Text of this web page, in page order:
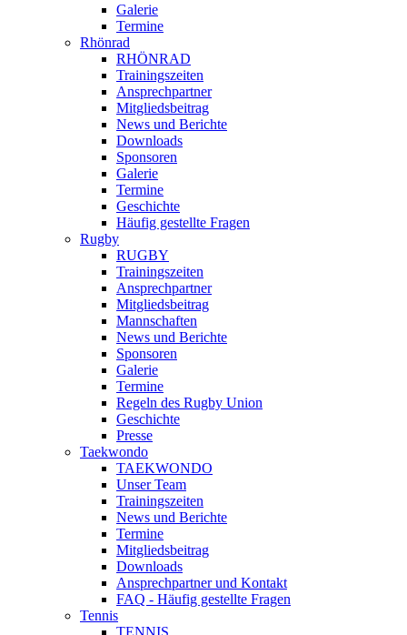
Galerie
Termine
Rhönrad
RHÖNRAD
Trainingszeiten
Ansprechpartner
Mitgliedsbeitrag
News und Berichte
Downloads
Sponsoren
Galerie
Termine
Geschichte
Häufig gestellte Fragen
Rugby
RUGBY
Trainingszeiten
Ansprechpartner
Mitgliedsbeitrag
Mannschaften
News und Berichte
Sponsoren
Galerie
Termine
Regeln des Rugby Union
Geschichte
Presse
Taekwondo
TAEKWONDO
Unser Team
Trainingszeiten
News und Berichte
Termine
Mitgliedsbeitrag
Downloads
Ansprechpartner und Kontakt
FAQ - Häufig gestellte Fragen
Tennis
TENNIS